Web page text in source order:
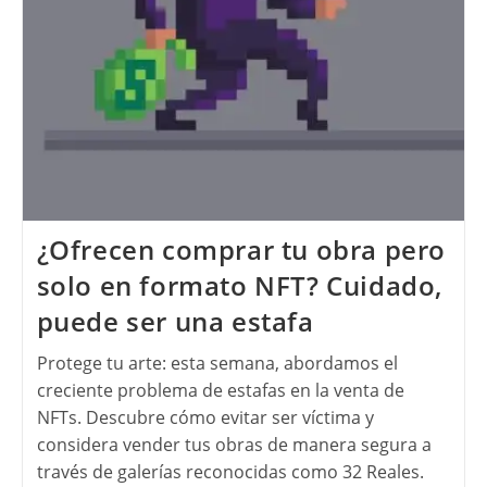
¿Ofrecen comprar tu obra pero
solo en formato NFT? Cuidado,
puede ser una estafa
Protege tu arte: esta semana, abordamos el
creciente problema de estafas en la venta de
NFTs. Descubre cómo evitar ser víctima y
considera vender tus obras de manera segura a
través de galerías reconocidas como 32 Reales.